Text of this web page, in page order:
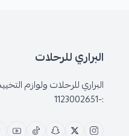
البراري للرحلات
البراري للرحلات ولوازم
:-1123002651